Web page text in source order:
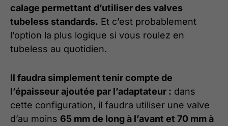
calage permettant d’utiliser des valves
tubeless standards. Et c’est probablement
l’option la plus logique si vous roulez en
tubeless au quotidien.
Il faudra simplement tenir compte de
l’épaisseur ajoutée par l’adaptateur : dans
cette configuration, il faudra utiliser une valve
d’au moins 65 mm de long à l’avant et 70 mm à